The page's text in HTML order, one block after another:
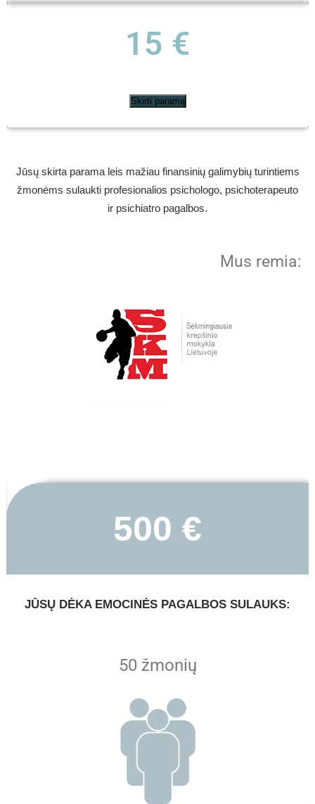
15 €
Skirti paramą
Jūsų skirta parama leis mažiau finansinių galimybių turintiems
žmonėms sulaukti profesionalios psichologo, psichoterapeuto
ir psichiatro pagalbos.
Mus remia:
500 €
JŪSŲ DĖKA EMOCINĖS PAGALBOS SULAUKS:
50 žmonių